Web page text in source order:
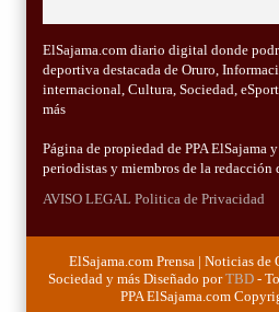
ElSajama.com diario digital donde
deportiva destacada de Oruro,
internacional, Cultura, Sociedad,
más
Página de propiedad de PPA ElSajama
periodistas y miembros de la redacción
AVISO LEGAL Politica de Privacidad
ElSajama.com Prensa | Noticias de
Sociedad y más Diseñado porTBD-
PPA ElSajama.com